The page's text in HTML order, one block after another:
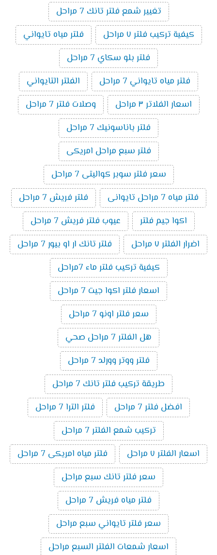
تغيير شمع فلتر تانك 7 مراحل
كيفية تركيب فلتر ٧ مراحل
فلتر مياه تايواني
فلتر بلو سكاي 7 مراحل
فلتر مياه تايواني 7 مراحل
الفلتر التايواني
اسعار الفلاتر ٣ مراحل
وصلات فلتر 7 مراحل
فلتر باناسونيك 7 مراحل
فلتر سبع مراحل امريكى
سعر فلتر سوبر كواليتى 7 مراحل
فلتر مياه 7 مراحل تايوانى
فلتر فريش 7 مراحل
اكوا جيم فلتر
عيوب فلتر فريش 7 مراحل
اضرار الفلتر ٧ مراحل
فلتر تانك ار او بيور 7 مراحل
كيفية تركيب فلتر ماء 7مراحل
اسعار فلتر اكوا جيت 7 مراحل
سعر فلتر اونو 7 مراحل
هل الفلتر 7 مراحل صحي
فلتر ووتر وورلد 7 مراحل
طريقة تركيب فلتر تانك 7 مراحل
افضل فلتر 7 مراحل
فلتر الترا 7 مراحل
تركيب شمع الفلتر 7 مراحل
اسعار الفلتر ٧ مراحل
فلتر مياه امريكى 7 مراحل
سعر فلتر تانك سبع مراحل
فلتر مياه فريش 7 مراحل
سعر فلتر تايواني سبع مراحل
اسعار شمعات الفلتر السبع مراحل